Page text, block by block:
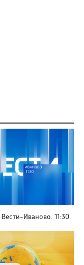
Вести-Иваново. 11:30